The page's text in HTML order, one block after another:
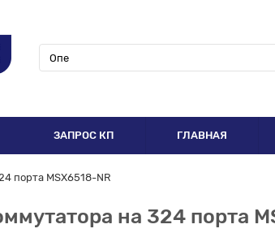
ЗАПРОС КП ГЛАВНАЯ
порта MSX6518-NR
на 324 порта